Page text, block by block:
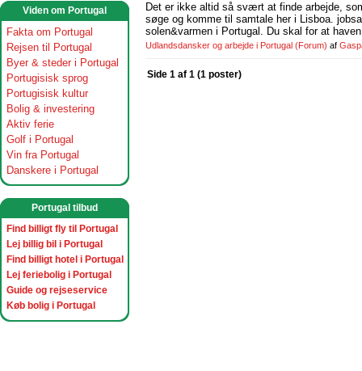
Viden om Portugal
Fakta om Portugal
Rejsen til Portugal
Byer & steder i Portugal
Portugisisk sprog
Portugisisk kultur
Bolig & investering
Aktiv ferie
Golf i Portugal
Vin fra Portugal
Danskere i Portugal
Portugal tilbud
Find billigt fly til Portugal
Lej billig bil i Portugal
Find billigt hotel i Portugal
Lej feriebolig i Portugal
Guide og rejseservice
Køb bolig i Portugal
Det er ikke altid så svært at finde arbejde,
søge og komme til samtale her i Lisboa.
solen&varmen i Portugal. Du skal for at
Udlandsdansker og arbejde i Portugal (Forum) af
Side 1 af 1 (1 poster)